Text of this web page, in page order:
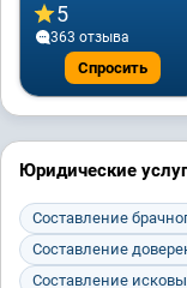
5
363 отзывa
Спросить
Юридические
Составление
Составление
Составление